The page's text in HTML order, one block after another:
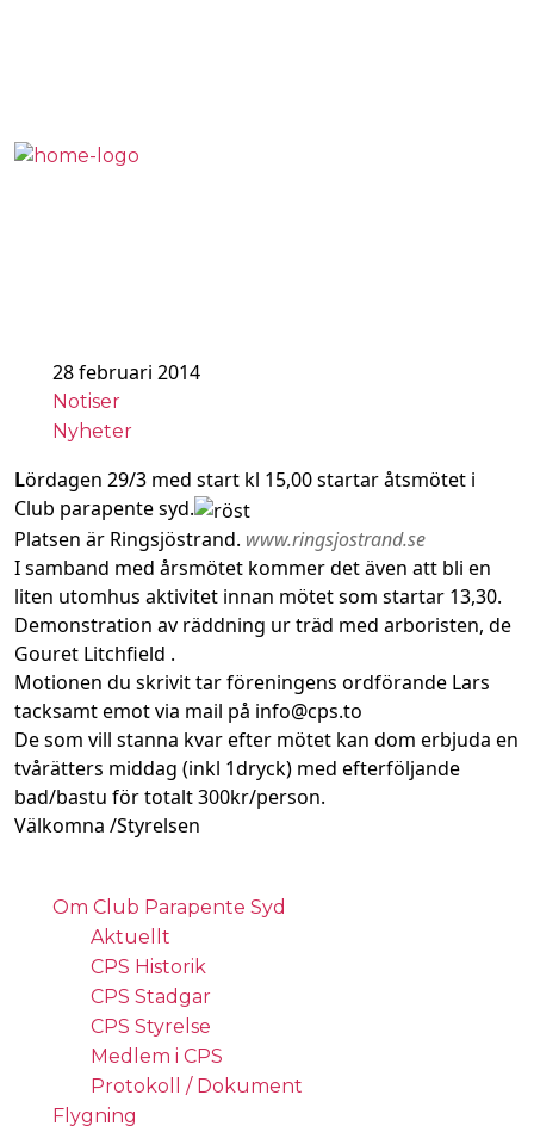
2014
28 februari 2014
Notiser
Nyheter
Lördagen 29/3 med start kl 15,00 startar åtsmötet i
Club parapente syd.
Platsen är Ringsjöstrand. www.ringsjostrand.se
I samband med årsmötet kommer det även att bli en
liten utomhus aktivitet innan mötet som startar 13,30.
Demonstration av räddning ur träd med arboristen, de
Gouret Litchfield .
Motionen du skrivit tar föreningens ordförande Lars
tacksamt emot via mail på info@cps.to
De som vill stanna kvar efter mötet kan dom erbjuda en
tvårätters middag (inkl 1dryck) med efterföljande
bad/bastu för totalt 300kr/person.
Välkomna /Styrelsen
Om Club Parapente Syd
Aktuellt
CPS Historik
CPS Stadgar
CPS Styrelse
Medlem i CPS
Protokoll / Dokument
Flygning